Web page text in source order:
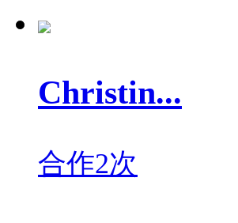
Christin...
合作2次